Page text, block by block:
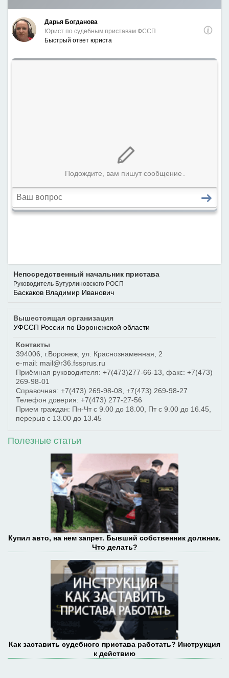
Непосредственный начальник пристава
Руководитель Бутурлиновского РОСП
Баскаков Владимир Иванович
Вышестоящая организация
УФССП России по Воронежской области
Контакты
394006
г.Воронеж ул. Краснознаменная, 2
e-mail: mail@r36.fssprus.ru
Приёмная руководителя: +7(473)277-66-13 , факс: +7(473)
269-98-01
Справочная: +7(473) 269-98-08 +7(473) 269-98-27
Телефон доверия: +7(473) 277-27-56
Прием граждан: Пн-Чт с 9.00 до 18.00, Пт с 9.00 до 16.45,
перерыв с 13.00 до 13.45
Полезные статьи
Купил авто, на нем запрет. Бывший собственник должник.
Что делать?
Как заставить судебного пристава работать? Инструкция
к действию